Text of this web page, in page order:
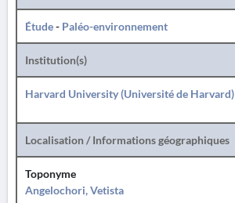
Étude- Paléo-environnement
Institution(s)
Harvard University (Université de Harvard)
Localisation / Informations géographiques
Toponyme
Angelochori, Vetista